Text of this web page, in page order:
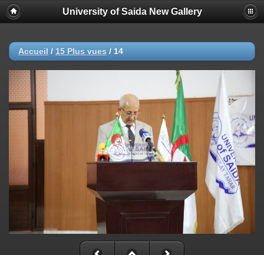
University of Saida New Gallery
Accueil / 15 Plus vues / 14